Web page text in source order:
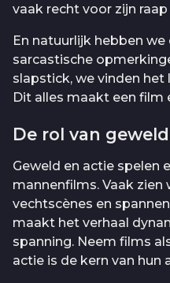
vaak recht voor zijn
En natuurlijk hebben
sarcastische
slapstick, we vinden
Dit alles maakt een film
De rol van
Geweld en actie spelen
mannenfilms. Vaak zien
vechtscènes en
maakt het verhaal
spanning. Neem films
actie is de kern van hun